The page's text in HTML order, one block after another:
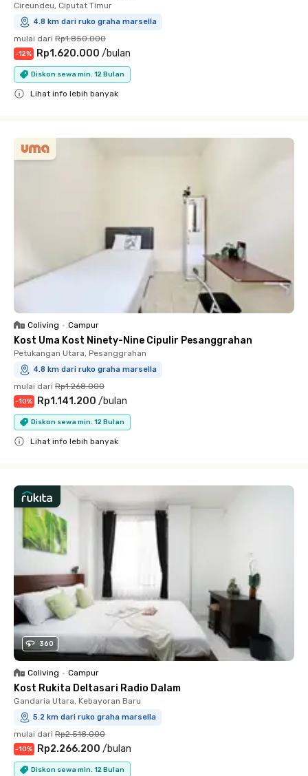
Cireundeu, Ciputat Timur
4.8 km dari ruko graha marsella
mulai dari Rp1.850.000
-12% Rp1.620.000 /bulan
Diskon sewa min. 12 Bulan
Lihat info lebih banyak
Coliving • Campur
Kost Uma Kost Ninety-Nine Cipulir Pesanggrahan
Petukangan Utara, Pesanggrahan
4.8 km dari ruko graha marsella
mulai dari Rp1.268.000
-10% Rp1.141.200 /bulan
Diskon sewa min. 12 Bulan
Lihat info lebih banyak
360
Coliving • Campur
Kost Rukita Deltasari Radio Dalam
Gandaria Utara, Kebayoran Baru
5.2 km dari ruko graha marsella
mulai dari Rp2.518.000
-10% Rp2.266.200 /bulan
Diskon sewa min. 12 Bulan